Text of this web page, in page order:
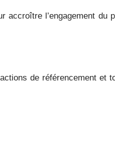
l’engagement
de référencement